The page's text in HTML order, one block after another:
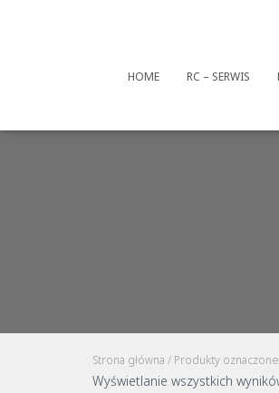
HOME RC – SERWIS
Strona główna / Produkty oznaczone
Wyświetlanie wszystkich